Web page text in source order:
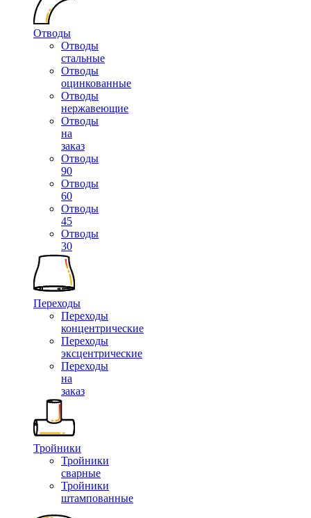
Отводы
Отводы
стальные
Отводы
оцинкованные
Отводы
нержавеющие
Отводы
на
заказ
Отводы
90
Отводы
60
Отводы
45
Отводы
30
Переходы
Переходы
концентрические
Переходы
эксцентрические
Переходы
на
заказ
Тройники
Тройники
сварные
Тройники
штампованные